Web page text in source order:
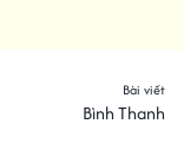
Bài viết
Bình Thanh